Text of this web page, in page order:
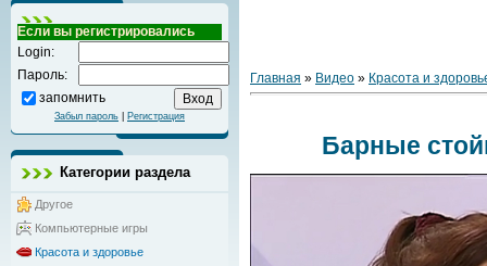
Если вы регистрировались
Login:
Пароль:
запомнить
Забыл пароль Регистрация
Категории раздела
Другое
Компьютерные игры
Красота и здоровье
Главная » Видео » Красота и
Барные